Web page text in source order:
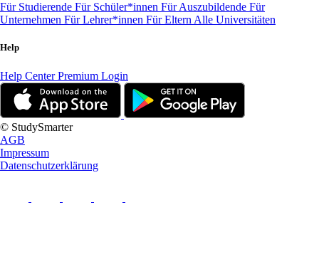
Für Studierende Für Schüler*innen Für Auszubildende Für
Unternehmen Für Lehrer*innen Für Eltern Alle Universitäten
Help
Help CenterPremium Login
© StudySmarter
AGB
Impressum
Datenschutzerklärung